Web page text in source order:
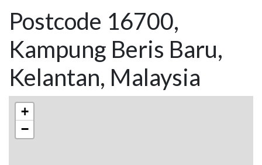
Postcode 16700,
Kampung Beris Baru,
Kelantan, Malaysia
+
−